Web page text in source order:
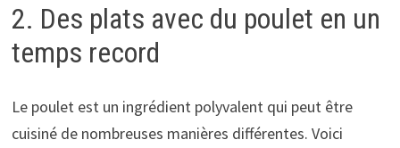
2. Des plats avec du poulet en un
temps record
Le poulet est un ingrédient polyvalent qui peut être
cuisiné de nombreuses manières différentes. Voici